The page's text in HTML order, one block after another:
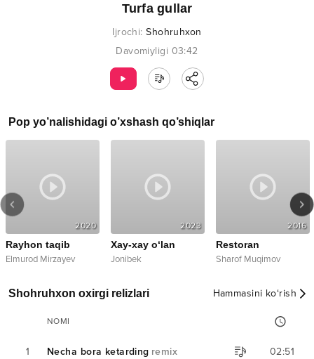
Turfa gullar
Ijrochi:Shohruhxon
Davomiyligi 03:42
Pop yo’nalishidagi o’xshash qo’shiqlar
2020
Rayhon taqib
Elmurod Mirzayev
2023
Xay-xay o‘lan
Jonibek
2016
Restoran
Sharof Muqimov
Shohruhxon oxirgi relizlari Hammasini ko‘rish
NOMI
1 Necha bora ketarding remix 02:51